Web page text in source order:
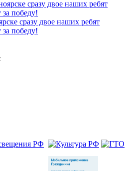
сразу двое наших ребят
за победу!